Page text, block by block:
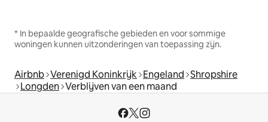
* In bepaalde geografische gebieden en voor sommige
woningen kunnen uitzonderingen van toepassing zijn.
Airbnb Verenigd Koninkrijk Engeland Shropshire
Longden Verblijven van een maand